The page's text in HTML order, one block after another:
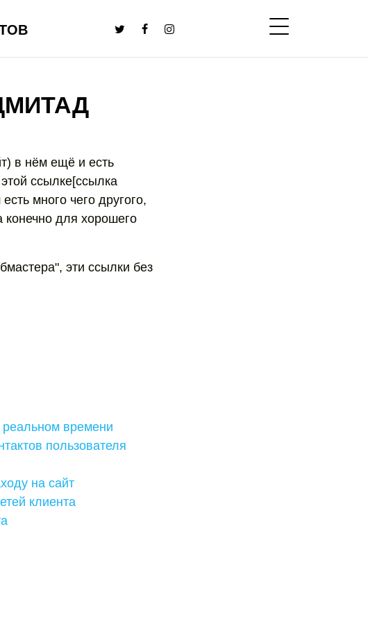
в нём ещё и есть
ссылке[ссылка
много чего другого,
для хорошего
эти ссылки без
реальном времени
пользователя
на сайт
клиента